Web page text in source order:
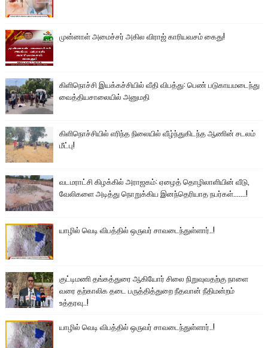
முன்னாள் அமைச்சர் அகில விராஜ் காரியவசம் கைது!
கிளிநொச்சி இயக்கச்சியில் வீதி விபத்து: பெண் படுகாயமடைந்து
வைத்தியசாலையில் அனுமதி
கிளிநொச்சியில் எரிந்த நிலையில் வீழ்ந்துகிடந்த ஆணின் சடலம்
மீட்பு!
வடமராட்சி கிழக்கில் அராஜகம்: ஏழைத் தொழிலாளியின் வீடு,
வேலிகளை அடித்து நொறுக்கிய இனந்தெரியாத நபர்கள்.......!
யாழில் வெடி விபத்தில் ஒருவர் சாவடைந்துள்ளார்..!
குட்டிமணி தங்கத்துரை ஆகியோர் சிலை நிறுவுவதற்கு நாளை
வரை தற்காலிக தடை பருத்தித்துறை நீதவான் நீதிமன்றம்
உத்தரவு..!
யாழில் வெடி விபத்தில் ஒருவர் சாவடைந்துள்ளார்..!